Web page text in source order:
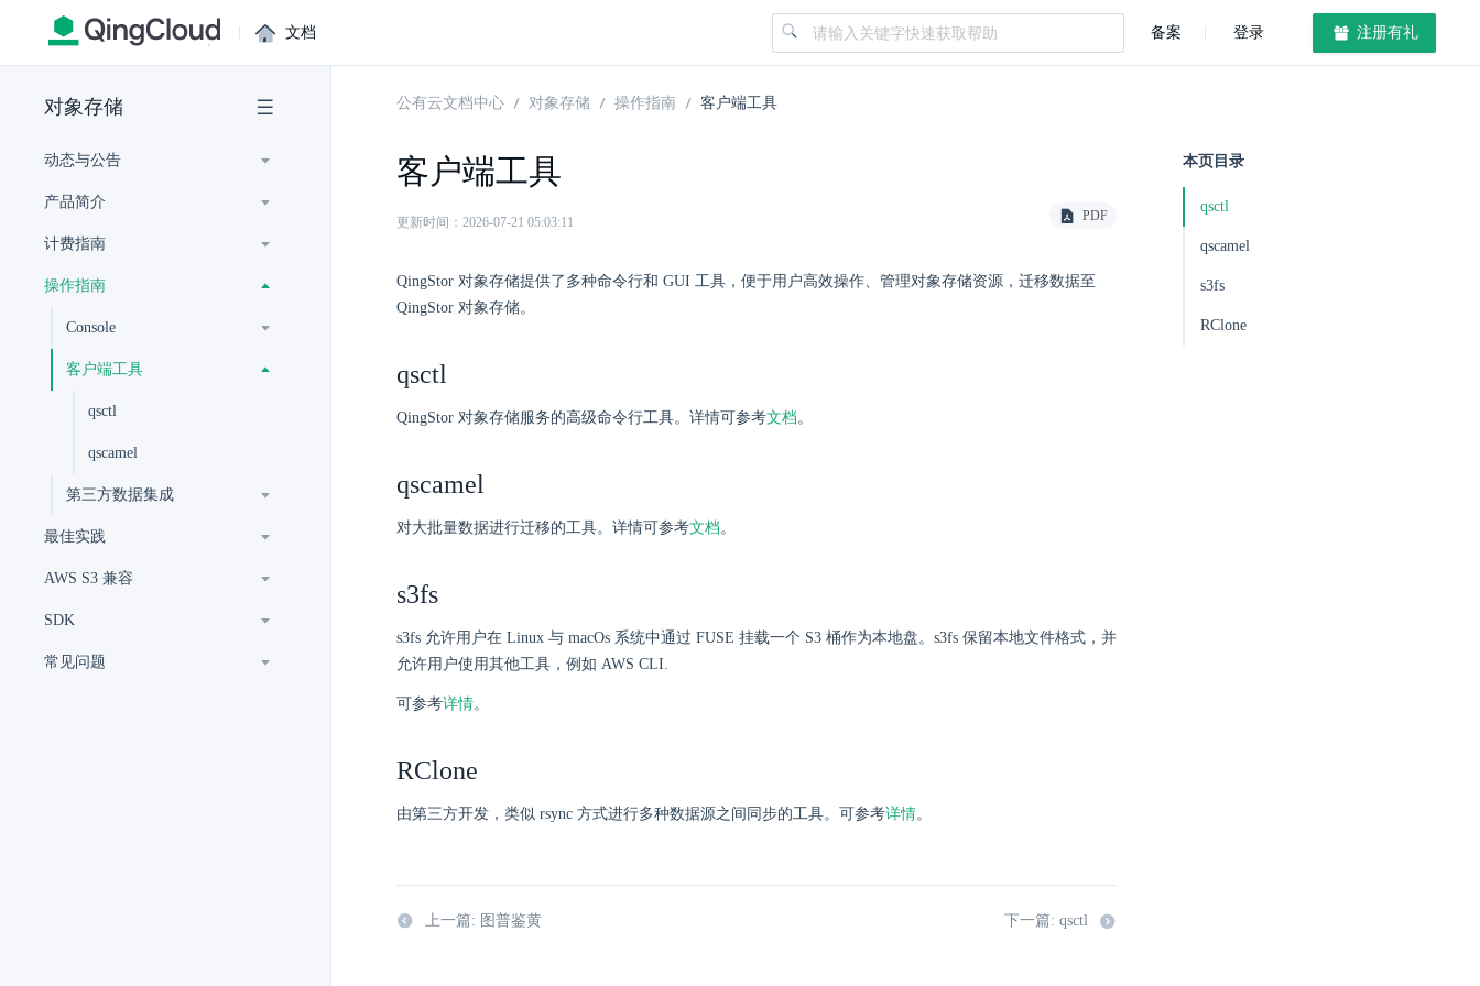
| 文档 备案 登录 注册有礼
对象存储
动态与公告
产品简介
计费指南
操作指南
Console
客户端工具
qsctl
qscamel
第三方数据集成
最佳实践
AWS S3 兼容
SDK
常见问题
公有云文档中心 对象存储 操作指南 客户端工具
客户端工具
更新时间：2026-07-21 05:03:11 PDF
QingStor 对象存储提供了多种命令行和 GUI 工具，便于用户高效操作、管理对象存储资源，迁移数据至
QingStor 对象存储。
qsctl
QingStor 对象存储服务的高级命令行工具。详情可参考文档。
qscamel
对大批量数据进行迁移的工具。详情可参考文档。
s3fs
s3fs 允许用户在 Linux 与 macOs 系统中通过 FUSE 挂载一个 S3 桶作为本地盘。s3fs 保留本地文件格式，并
允许用户使用其他工具，例如 AWS CLI.
可参考详情。
RClone
由第三方开发，类似 rsync 方式进行多种数据源之间同步的工具。可参考详情。
上一篇: 图普鉴黄 下一篇: qsctl
本页目录
qsctl
qscamel
s3fs
RClone